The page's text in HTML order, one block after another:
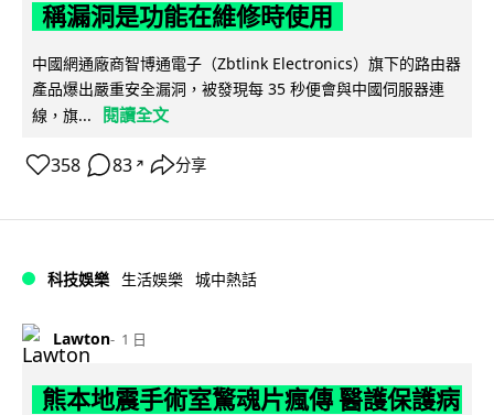
稱漏洞是功能在維修時使用
中國網通廠商智博通電子（Zbtlink Electronics）旗下的路由器
產品爆出嚴重安全漏洞，被發現每 35 秒便會與中國伺服器連
線，旗...
閱讀全文
358 83 ↗ 分享
科技娛樂 生活娛樂 城中熱話
Lawton 1 日
熊本地震手術室驚魂片瘋傳 醫護保護病